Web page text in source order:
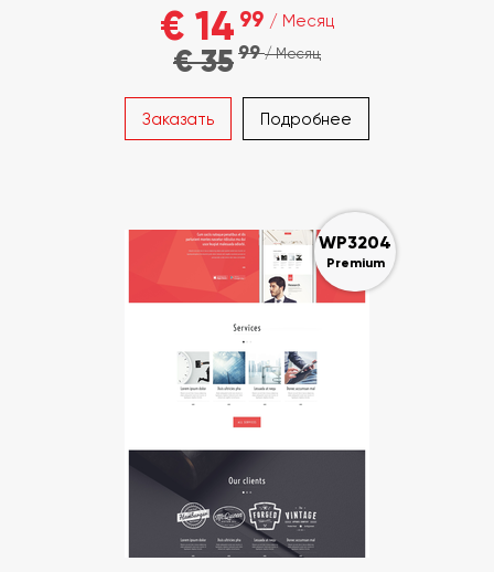
€ 14 99 / Месяц
€ 3599/ Месяц
Заказать Подробнее
WP3204
Premium